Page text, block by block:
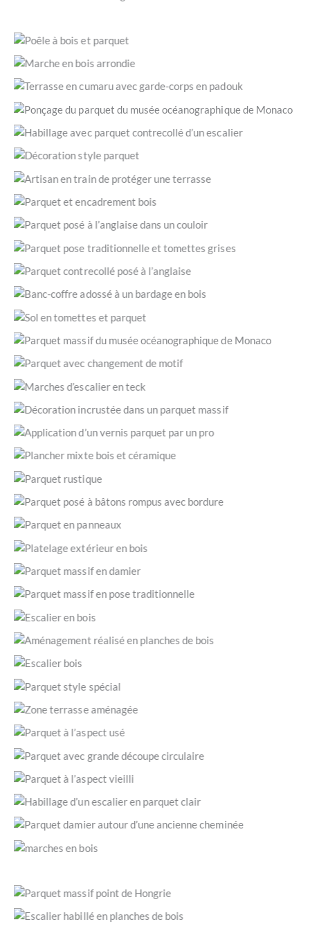
fenêtre en douglas. (Flayosc 83780 / © JLC Parquets)
JLC Parquets)
Jeu décoratif entre les différents matériaux en présence.
(Brignoles 83170 / © JLC Parquets)
Marche en bois avec arrondi de finition. (Brignoles 83170 /
© JLC Parquets)
Terrasse en cumaru et garde-corps en padouk. (Flayosc
83780 / © JLC Parquets)
Ponçage d’un parquet massif ayant été préalablement
réparé. (Musée océanographique de Monaco / © JLC
Parquets)
Habillage avec parquet contrecollé collé sur les marches.
(Sainte-Maxime 83120 / © JLC Parquets)
Décoration de sol en jouant sur le sens, les motifs et les
essences de bois. (Le Luc / © JLC Parquets)
Application d’un saturateur pour terrasse extérieure en
bois. (Lorgues 83510 / © JLC Parquets)
Parquet posé à l’étage avec escalier et carrelage. (Cotignac
83570 / © JLC Parquets)
Parquet posé à l’anglaise, puis couloir posé à bâtons rompus,
puis (tout au fond de l’image) parquet de nouveau posé à
l’anglaise. (Fréjus 83 / © JLC Parquets)
Parquet à bâtons rompus en pose collée et tomettes grises.
(Villecroze 83690 / © JLC Parquets)
Parquet contrecollé posé à l’anglaise dans un appartement.
(Draguignan 83300 / © JLC Parquets)
Un banc-coffre adossé à un bardage en cumaru. (Flayosc
83780 / © JLC Parquets)
Alliance de la tomette et du parquet. Parquet posé à
l’anglaise et découpé sur mesure. (Aix-en-Provence / © JLC
Parquets)
Notre entreprise a réparé les lames de parquet cassées du
musée océanographique de Monaco. (Monaco / © JLC
Changement de motif de parquet avec seuil fabriqué sur
mesure en guise de transition. (Aups 83630 / © JLC
Gros plan sur marches d’escalier en teck. (Cannes 06400 /
© JLC Parquets)
Incrustation d’une petite décoration en métal dans un
parquet massif. (Le Muy 83490 / © JLC Parquets)
Application d’une couche de vernis sur un parquet en bois
exotique rouge, le merbau. (Toulon 83 / © JLC Parquets)
Parquet contrecollé ici posé à l’anglaise. (Vidauban 83550 /
Pose d’un parquet neuf à l’aspect volontairement rustique
et abîmé. (Sainte-Maxime 83120 / © JLC Parquets)
Un parquet posé à bâtons rompus avec une bordure
décorative le long des murs. (Barjols 83670 / © JLC
Parquet en panneaux de chêne massif, en pose collée en
plein. (Draguignan 83300 / © JLC Parquets)
Platelage extérieur en bois, fabrication sur-mesure.
(Brignoles 83170 / © JLC Parquets)
Un parquet massif au motif mosaïque / damier. (Saint-
Raphaël 83530 / © JLC Parquets)
Un parquet massif point de Hongrie en pose traditionnelle.
(Saint-Raphaël 83700 / © JLC Parquets)
Escalier d’appartement vue de haut. (Saint-Raphaël 83530
/ © JLC Parquets)
Aménagement réalisé en planches de bois d’ipé. (Toulon
Escalier de maison en parquet en chêne clair. (Brignoles
83170 / © JLC Parquets)
Parquet 100% chêne massif collé à plein avec marche
habillée. (Draguignan 83300 / © JLC Parquets)
Zone aménagée avec banc et terrasse en bois massif.
(Barjols 83670 / © JLC Parquets)
Bois vieilli avec traces de coups de rabots et gerces. (Saint
Maximin 83470 / © JLC Parquets)
Escalier habillé en bois et découpe circulaire autour du
secteur carrelé. (Lorgues 83510 / © JLC Parquets)
Un parquet neuf mais à l’aspect artificiellement vieilli. (Le
Luc 83340 / © JLC Parquets)
Habillage d’un escalier par un parquet massif clair. (Fréjus
83600 / © JLC Parquets)
Une cheminée avec un cadre arrondi fabriqué sur mesure.
(Saint-Raphaël 83530 / © JLC Parquets)
Marches et contremarches en parquet, nez de marche
© JLC Parquets)
Parquet massif point de Hongrie posé en travers d’un
couloir. (Draguignan 83300 / © JLC Parquets)
Habillage marche et nez de marche. (Sainte-Maxime 83120